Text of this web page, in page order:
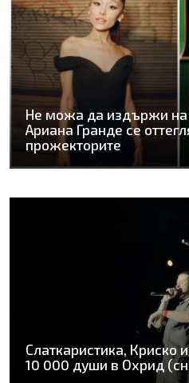
Не можа да издържи на
Ариана Гранде се
прожекторите
Слаткаристика, Криско
10 000 души в Охрид